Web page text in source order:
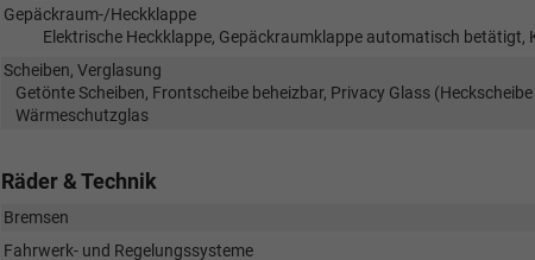
Gepäckraum-/Heckklappe
Elektrische Heckklappe, Gepäckraumklappe automatisch
Scheiben, Verglasung
Getönte Scheiben, Frontscheibe beheizbar, Privacy Glass
Wärmeschutzglas
Räder & Technik
Bremsen
Fahrwerk- und Regelungssysteme